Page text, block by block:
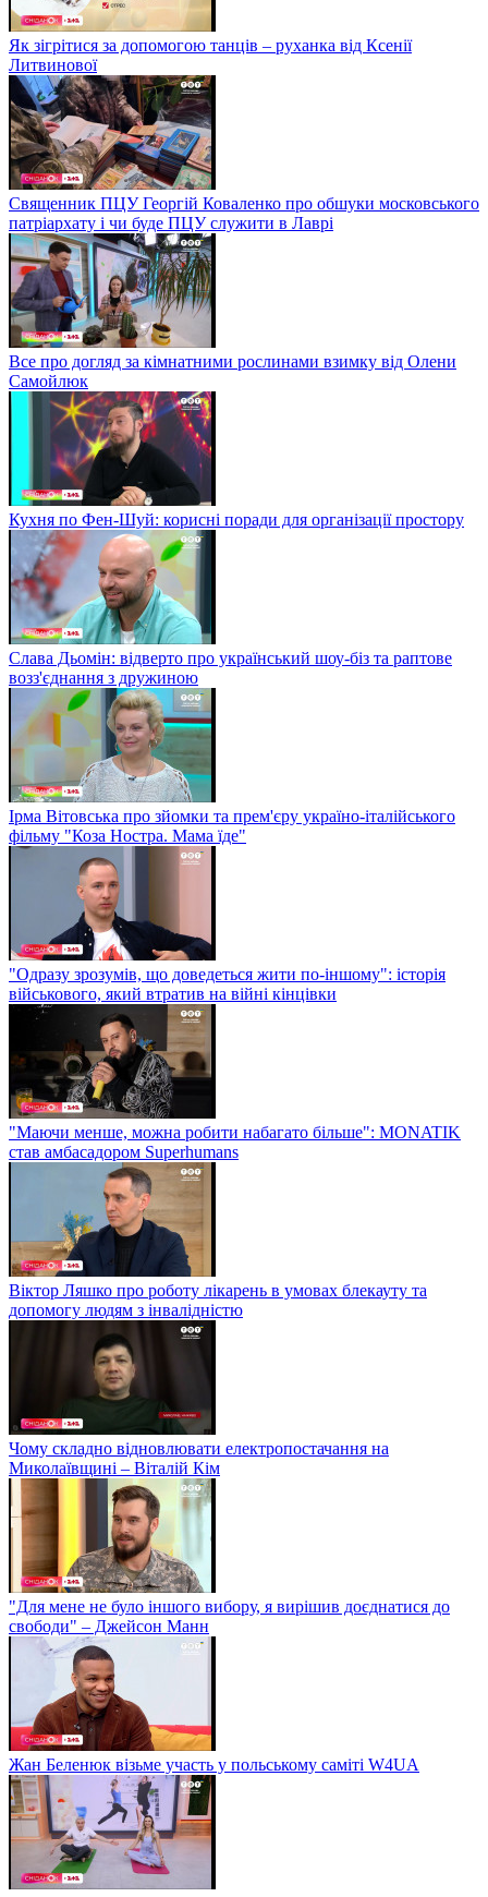
Як зігрітися за допомогою танців – руханка від Ксенії
Литвинової
Священник ПЦУ Георгій Коваленко про обшуки московського
патріархату і чи буде ПЦУ служити в Лаврі
Все про догляд за кімнатними рослинами взимку від Олени
Самойлюк
Кухня по Фен-Шуй: корисні поради для організації простору
Слава Дьомін: відверто про український шоу-біз та раптове
возз'єднання з дружиною
Ірма Вітовська про зйомки та прем'єру україно-італійського
фільму "Коза Ностра. Мама їде"
"Одразу зрозумів, що доведеться жити по-іншому": історія
військового, який втратив на війні кінцівки
"Маючи менше, можна робити набагато більше": MONATIK
став амбасадором Superhumans
Віктор Ляшко про роботу лікарень в умовах блекауту та
допомогу людям з інвалідністю
Чому складно відновлювати електропостачання на
Миколаївщині – Віталій Кім
"Для мене не було іншого вибору, я вирішив доєднатися до
свободи" – Джейсон Манн
Жан Беленюк візьме участь у польському саміті W4UA